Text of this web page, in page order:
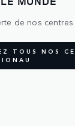
de nos
TOUS NOS